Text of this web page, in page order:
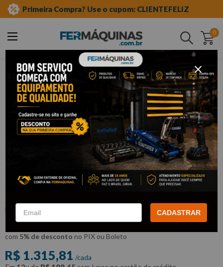
Primeira Compra? Use o cupom: CLIENTEFELIZ
0
Buscar
injeção eletrônica e motor
arrefecimento e outros
equipamentos para arrefecimento
Teste do Sistema de Arrefecimento c/
14 Adaptadores – R109681 RAVEN
:R109681
RAVEN
R$1.250,02
com 5% de desconto no PIX ou Boleto
R$ 1.315,81 /cada
CADASTRAR